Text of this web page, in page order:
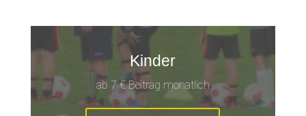
Kinder
ab 7 € Beitrag monatlich